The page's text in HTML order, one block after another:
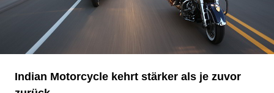
Indian Motorcycle kehrt stärker als je zuvor